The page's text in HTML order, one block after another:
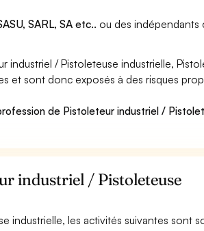
SARL, SA etc.. ou des indépendants
industriel / Pistoleteuse industrielle,
et sont donc exposés à des risques
de Pistoleteur industriel /
industriel / Pistoleteuse
industrielle, les activités suivantes sont